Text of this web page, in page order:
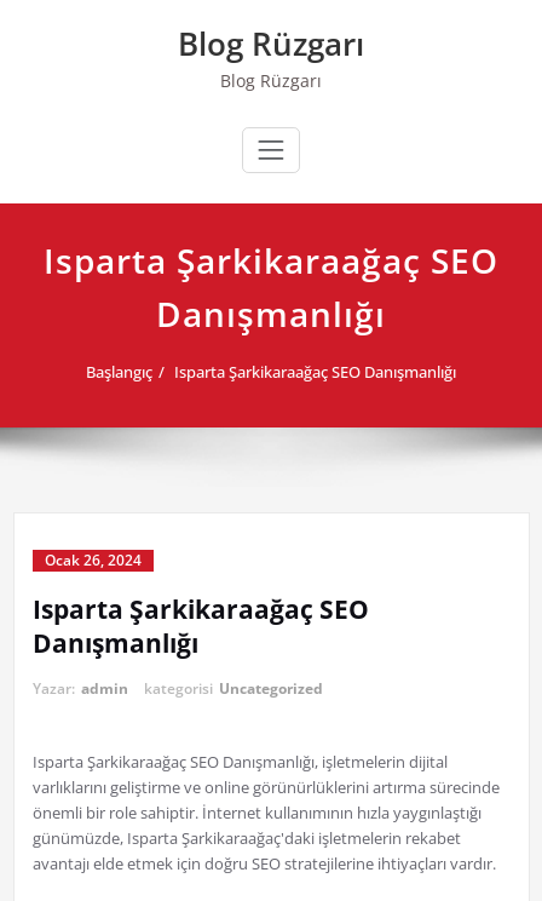
Blog Rüzgarı
Blog Rüzgarı
Isparta Şarkikaraağaç SEO
Danışmanlığı
Başlangıç Isparta Şarkikaraağaç SEO Danışmanlığı
Ocak 26, 2024
Isparta Şarkikaraağaç SEO
Danışmanlığı
Yazar: admin kategorisi Uncategorized
Isparta Şarkikaraağaç SEO Danışmanlığı, işletmelerin dijital
varlıklarını geliştirme ve online görünürlüklerini artırma sürecinde
önemli bir role sahiptir. İnternet kullanımının hızla yaygınlaştığı
günümüzde, Isparta Şarkikaraağaç'daki işletmelerin rekabet
avantajı elde etmek için doğru SEO stratejilerine ihtiyaçları vardır.